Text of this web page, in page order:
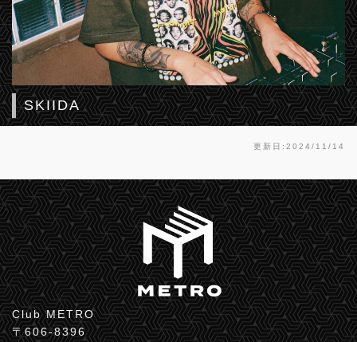
SKIIDA
更新日:2024/11/14
Club METRO
〒606-8396